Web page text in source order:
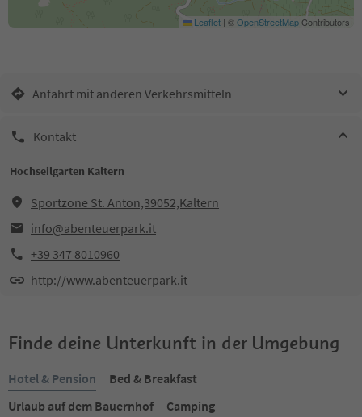
Leaflet | ©OpenStreetMapContributors
Anfahrt mit anderen Verkehrsmitteln
Kontakt
Hochseilgarten Kaltern
Sportzone St. Anton,39052,Kaltern
info@abenteuerpark.it
+39 347 8010960
http://www.abenteuerpark.it
Finde deine Unterkunft in der Umgebung
Hotel & Pension
Bed & Breakfast
Urlaub auf dem Bauernhof
Camping